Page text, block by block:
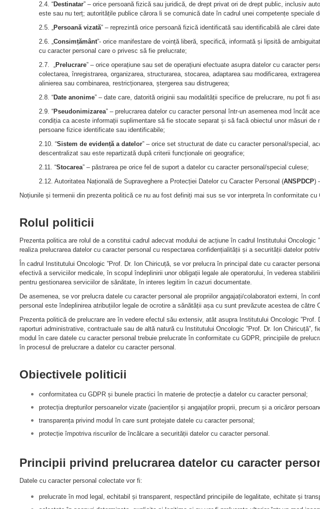
2.4. “Destinatar” – orice persoană fizică sau juridică, de drept privat ori de drept public, inclusiv
este sau nu terț; autoritățile publice cărora li se comunică date în cadrul unei competențe speciale
2.5. „Persoană vizată” – reprezintă orice persoană fizică identificată sau identificabilă ale cărei
2.6. „Consimțământ”- orice manifestare de voință liberă, specifică, informată și lipsită de
cu caracter personal care o privesc să fie prelucrate;
2.7. „Prelucrare” – orice operațiune sau set de operațiuni efectuate asupra datelor cu caracter
colectarea, înregistrarea, organizarea, structurarea, stocarea, adaptarea sau modificarea,
alinierea sau combinarea, restricționarea, ștergerea sau distrugerea;
2.8. “Date anonime” – date care, datorită originii sau modalității specifice de prelucrare, nu pot fi
2.9. “Pseudonimizarea” – prelucrarea datelor cu caracter personal într-un asemenea mod încât
condiția ca aceste informații suplimentare să fie stocate separat și să facă obiectul unor măsuri
persoane fizice identificate sau identificabile;
2.10. “Sistem de evidență a datelor” – orice set structurat de date cu caracter personal/special,
descentralizat sau este repartizată după criterii funcționale ori geografice;
2.11. “Stocarea” – păstrarea pe orice fel de suport a datelor cu caracter personal/special culese;
2.12. Autoritatea Națională de Supraveghere a Protecției Datelor cu Caracter Personal (ANSPDCP)
Noțiunile și termenii din prezenta politică ce nu au fost definiți mai sus se vor interpreta în conformitate
Rolul politicii
Prezenta politica are rolul de a constitui cadrul adecvat modului de acțiune în cadrul Institutului
realiza prelucrarea datelor cu caracter personal cu respectarea confidențialității și a securității datelor
În cadrul Institutului Oncologic ”Prof. Dr. Ion Chiricuță, se vor prelucra în principal date cu caracter
efectivă a serviciilor medicale, în scopul îndeplinirii unor obligații legale ale operatorului, în vederea
pentru gestionarea serviciilor de sănătate, în interes legitim în cazuri documentate.
De asemenea, se vor prelucra datele cu caracter personal ale propriilor angajați/colaboratori externi, în
personal este îndeplinirea atribuțiilor legale de ocrotire a sănătății așa cu sunt prevăzute acestea de către
Prezenta politică de prelucrare are în vedere efectul său extensiv, atât asupra Institutului Oncologic
raporturi administrative, contractuale sau de altă natură cu Institutului Oncologic ”Prof. Dr. Ion
modul în care datele cu caracter personal trebuie prelucrate în conformitate cu GDPR, principiile de
în procesul de prelucrare a datelor cu caracter personal.
Obiectivele politicii
conformitatea cu GDPR și bunele practici în materie de protecție a datelor cu caracter personal;
protecția drepturilor persoanelor vizate (pacienților și angajaților proprii, precum și a oricăror
transparența privind modul în care sunt protejate datele cu caracter personal;
protecție împotriva riscurilor de încălcare a securității datelor cu caracter personal.
Principii privind prelucrarea datelor cu caracter
Datele cu caracter personal colectate vor fi:
prelucrate în mod legal, echitabil și transparent, respectând principiile de legalitate, echitate și